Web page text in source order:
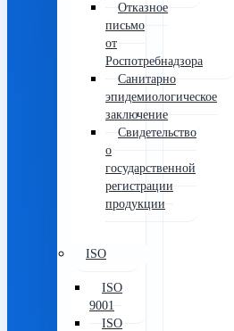
Отказное
письмо
от
Роспотребнадзора
Санитарно
эпидемиологическое
заключение
Свидетельство
о
государственной
регистрации
продукции
ISO
ISO
9001
ISO